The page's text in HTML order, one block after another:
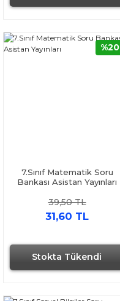
Stokta Tükendi
7.Sınıf Matematik Soru
Bankası Asistan Yayınları
39,50 TL
31,60 TL
%20